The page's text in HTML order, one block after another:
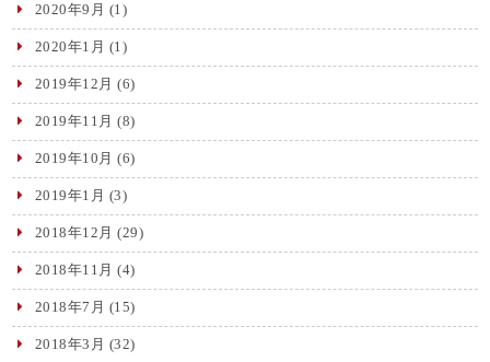
2020年9月 (1)
2020年1月 (1)
2019年12月 (6)
2019年11月 (8)
2019年10月 (6)
2019年1月 (3)
2018年12月 (29)
2018年11月 (4)
2018年7月 (15)
2018年3月 (32)